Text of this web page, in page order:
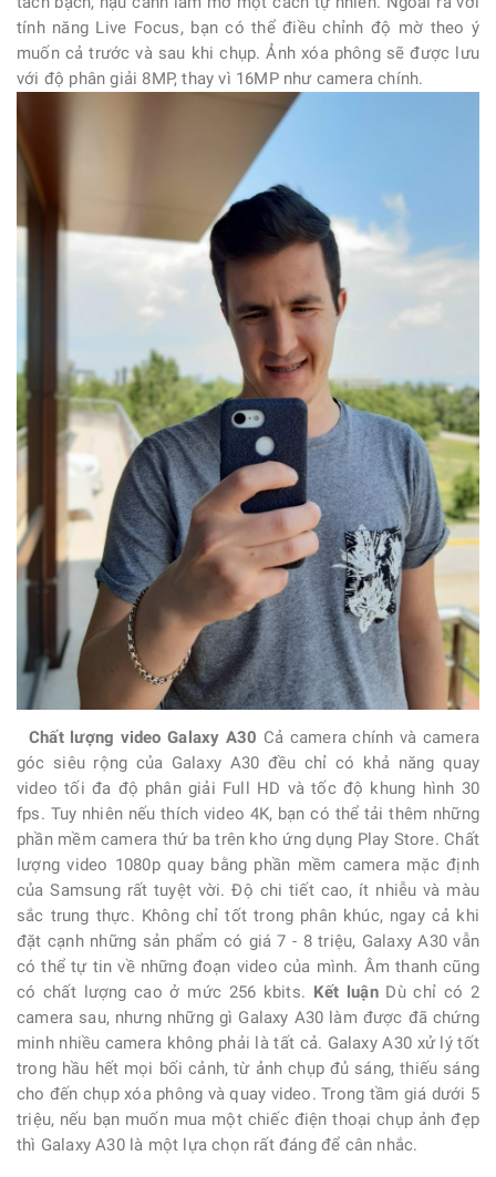
tính năng Live Focus, bạn có thể điều chỉnh độ mờ theo ý
muốn cả trước và sau khi chụp. Ảnh xóa phông sẽ được lưu
với độ phân giải 8MP, thay vì 16MP như camera chính.
Chất lượng video Galaxy A30 Cả camera chính và camera
góc siêu rộng của Galaxy A30 đều chỉ có khả năng quay
video tối đa độ phân giải Full HD và tốc độ khung hình 30
fps. Tuy nhiên nếu thích video 4K, bạn có thể tải thêm những
phần mềm camera thứ ba trên kho ứng dụng Play Store. Chất
lượng video 1080p quay bằng phần mềm camera mặc định
của Samsung rất tuyệt vời. Độ chi tiết cao, ít nhiễu và màu
sắc trung thực. Không chỉ tốt trong phân khúc, ngay cả khi
đặt cạnh những sản phẩm có giá 7 - 8 triệu, Galaxy A30 vẫn
có thể tự tin về những đoạn video của mình. Âm thanh cũng
có chất lượng cao ở mức 256 kbits. Kết luậnDù chỉ có 2
camera sau, nhưng những gì Galaxy A30 làm được đã chứng
minh nhiều camera không phải là tất cả. Galaxy A30 xử lý tốt
trong hầu hết mọi bối cảnh, từ ảnh chụp đủ sáng, thiếu sáng
cho đến chụp xóa phông và quay video. Trong tầm giá dưới 5
triệu, nếu bạn muốn mua một chiếc điện thoại chụp ảnh đẹp
thì Galaxy A30 là một lựa chọn rất đáng để cân nhắc.